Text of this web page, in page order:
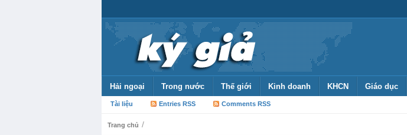
Hải ngoại Trong nước Thế giới Kinh doanh KHCN Giáo dục
Tài liệu Entries RSS Comments RSS
Trang chủ /